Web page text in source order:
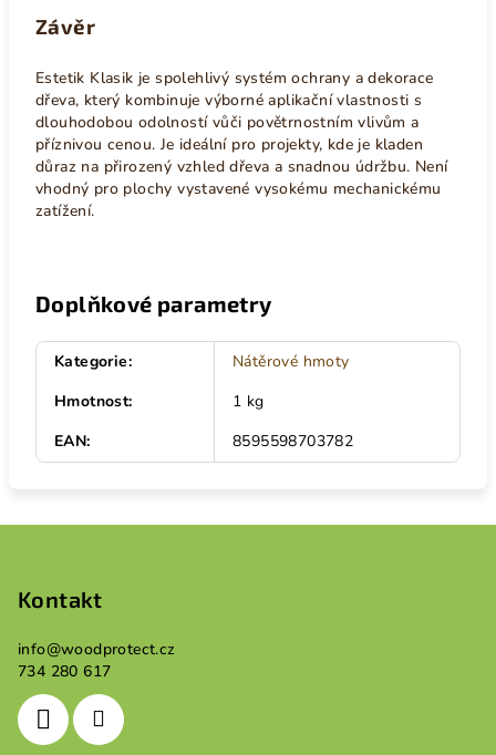
Závěr
Estetik Klasik je spolehlivý systém ochrany a dekorace
dřeva, který kombinuje výborné aplikační vlastnosti s
dlouhodobou odolností vůči povětrnostním vlivům a
příznivou cenou. Je ideální pro projekty, kde je kladen
důraz na přirozený vzhled dřeva a snadnou údržbu. Není
vhodný pro plochy vystavené vysokému mechanickému
zatížení.
Doplňkové parametry
Kategorie:
Nátěrové hmoty
Hmotnost:
1 kg
EAN: 8595598703782
Kontakt
info@woodprotect.cz
734 280 617